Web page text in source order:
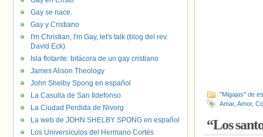
"Migajas" de
Amar, Amor,
“Los
Gay se nace.
Gay y Cristiano
I'm Christian, I'm Gay, let's talk (blog del rev.
David Eck)
Isla flotante: bitácora de un gay cristiano
James Alison Theology
John Shelby Spong en español
La Casulla de San Ildefonso
La Ciudad Perdida de Nivorg
La web de JOHN SHELBY SPONG en español
Los Universículos del Hermano Cortés